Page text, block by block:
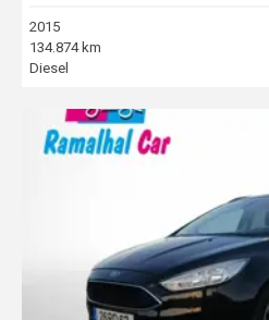
2015
134.874 km
Diesel